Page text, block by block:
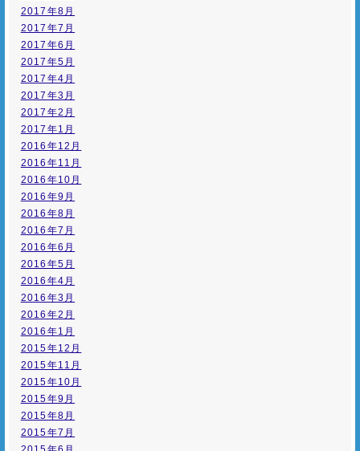
2017年8月
2017年7月
2017年6月
2017年5月
2017年4月
2017年3月
2017年2月
2017年1月
2016年12月
2016年11月
2016年10月
2016年9月
2016年8月
2016年7月
2016年6月
2016年5月
2016年4月
2016年3月
2016年2月
2016年1月
2015年12月
2015年11月
2015年10月
2015年9月
2015年8月
2015年7月